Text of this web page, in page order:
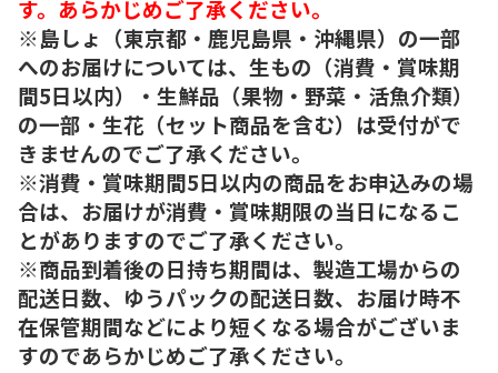
す。あらかじめご了承ください。
※島しょ（東京都・鹿児島県・沖縄県）の一部
へのお届けについては、生もの（消費・賞味期
間5日以内）・生鮮品（果物・野菜・活魚介類）
の一部・生花（セット商品を含む）は受付がで
きませんのでご了承ください。
※消費・賞味期間5日以内の商品をお申込みの場
合は、お届けが消費・賞味期限の当日になるこ
とがありますのでご了承ください。
※商品到着後の日持ち期間は、製造工場からの
配送日数、ゆうパックの配送日数、お届け時不
在保管期間などにより短くなる場合がございま
すのであらかじめご了承ください。